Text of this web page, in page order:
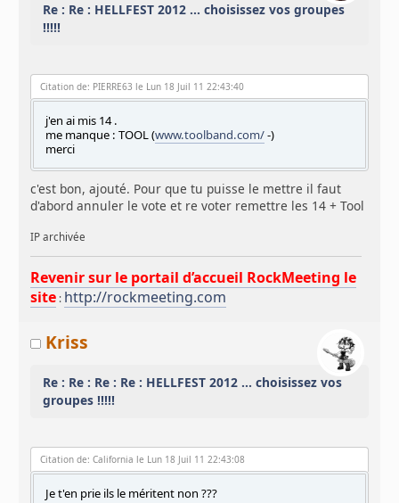
Re : Re : HELLFEST 2012 ... choisissez vos groupes
!!!!!
Citation de: PIERRE63 le Lun 18 Juil 11 22:43:40
j'en ai mis 14 .
me manque : TOOL (www.toolband.com/-)
merci
c'est bon, ajouté. Pour que tu puisse le mettre il faut
d'abord annuler le vote et re voter remettre les 14 + Tool
IP archivée
Revenir sur le portail d’accueil RockMeeting le
site : http://rockmeeting.com
Kriss
Re : Re : Re : Re : HELLFEST 2012 ... choisissez vos
groupes !!!!!
Citation de: California le Lun 18 Juil 11 22:43:08
Je t'en prie ils le méritent non ???